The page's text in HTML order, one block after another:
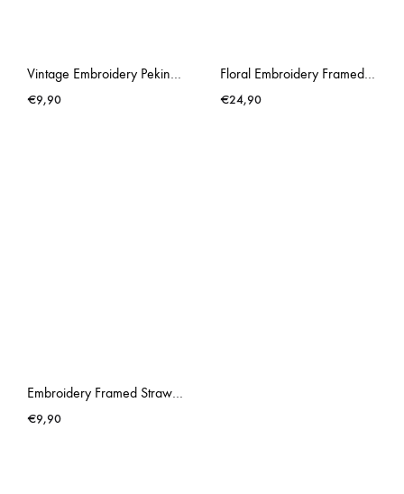
Vintage Embroidery Pekinese Dog
€9,90
Floral Embroidery Framed Life Tree
€24,90
Embroidery Framed Strawberry
€9,90